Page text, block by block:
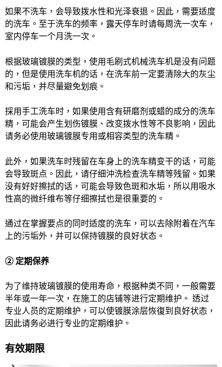
如果不洗车，会导致拨水性和光泽衰退。因此，需要适度
的洗车。至于洗车的频率，露天停车时请每周洗一次车，
室内停车一个月洗一次。
根据玻璃镀膜的类型，使用毛刷式机械洗车机是没有问题
的，但是使用洗车机的话，在洗车前一定要清除大的灰尘
和污垢，并尽量避免划痕。
採用手工洗车时，如果使用含有研磨剂或蜡的成分的洗车
精，可能会产生划伤镀膜、改变拨水性等不良影响，因此
请务必使用玻璃镀膜专用或相容类型的洗车精。
此外，如果洗车时残留在车身上的洗车精变干的话，可能
会导致斑点。因此，请仔细沖洗检查洗车精等残留。如果
没有好好擦拭的话，可能会导致色斑和水垢，所以用吸水
性高的微纤维布等仔细擦拭也是很重要的。
通过在掌握要点的同时适度的洗车，可以去除附着在汽车
上的污垢外，并可以保持镀膜的良好状态。
② 定期保养
为了维持玻璃镀膜的使用寿命，根据种类不同，一般需要
半年或一年一次，在施工的店铺等进行定期维护。 透过
专业人员的定期维护，可以使镀膜涂层恢復到良好状态，
因此请务必进行专业的定期维护。
有效期限